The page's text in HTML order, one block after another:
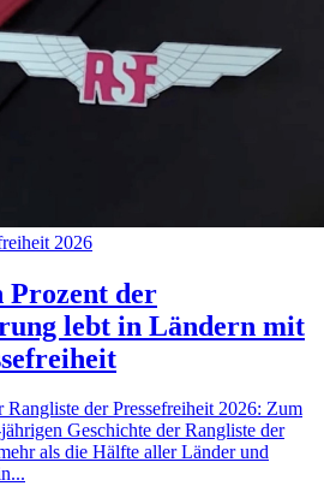
2026
Prozent der
lebt in Ländern mit
der Pressefreiheit 2026: Zum
Geschichte der Rangliste der
als die Hälfte aller Länder und